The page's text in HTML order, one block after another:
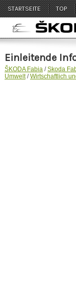
STARTSEITE TOP
Einleitende
ŠKODA Fabia/Skoda
Umwelt/Wirtschaftlich